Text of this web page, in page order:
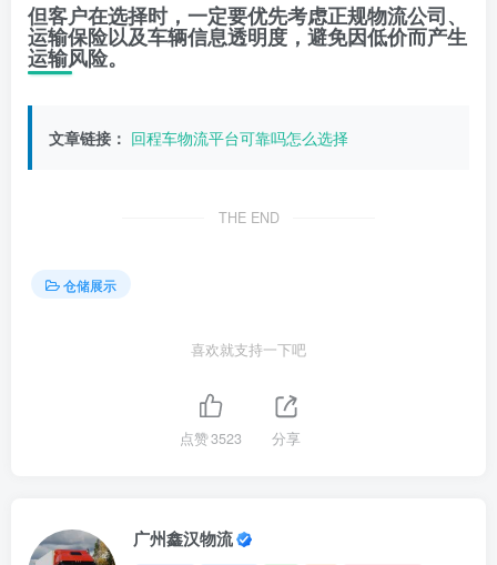
但客户在选择时，一定要优先考虑正规物流公司、
运输保险以及车辆信息透明度，避免因低价而产生
运输风险。
文章链接： 回程车物流平台可靠吗怎么选择
THE END
仓储展示
喜欢就支持一下吧
点赞3523 分享
广州鑫汉物流